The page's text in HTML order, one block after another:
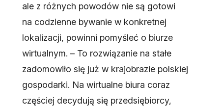
ale z różnych powodów nie są gotowi
na codzienne bywanie w konkretnej
lokalizacji, powinni pomyśleć o biurze
wirtualnym. – To rozwiązanie na stałe
zadomowiło się już w krajobrazie polskiej
gospodarki. Na wirtualne biura coraz
częściej decydują się przedsiębiorcy,